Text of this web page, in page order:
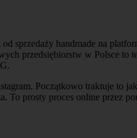
sprzedaży handmade na
przedsiębiorstw w Polsce
Początkowo traktuje to
To prosty proces online przez